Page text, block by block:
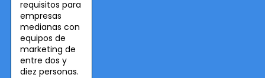
requisitos para
empresas
medianas con
equipos de
marketing de
entre dos y
diez personas.